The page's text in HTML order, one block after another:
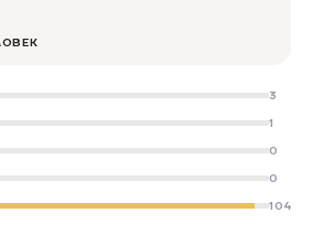
3
1
0
0
104